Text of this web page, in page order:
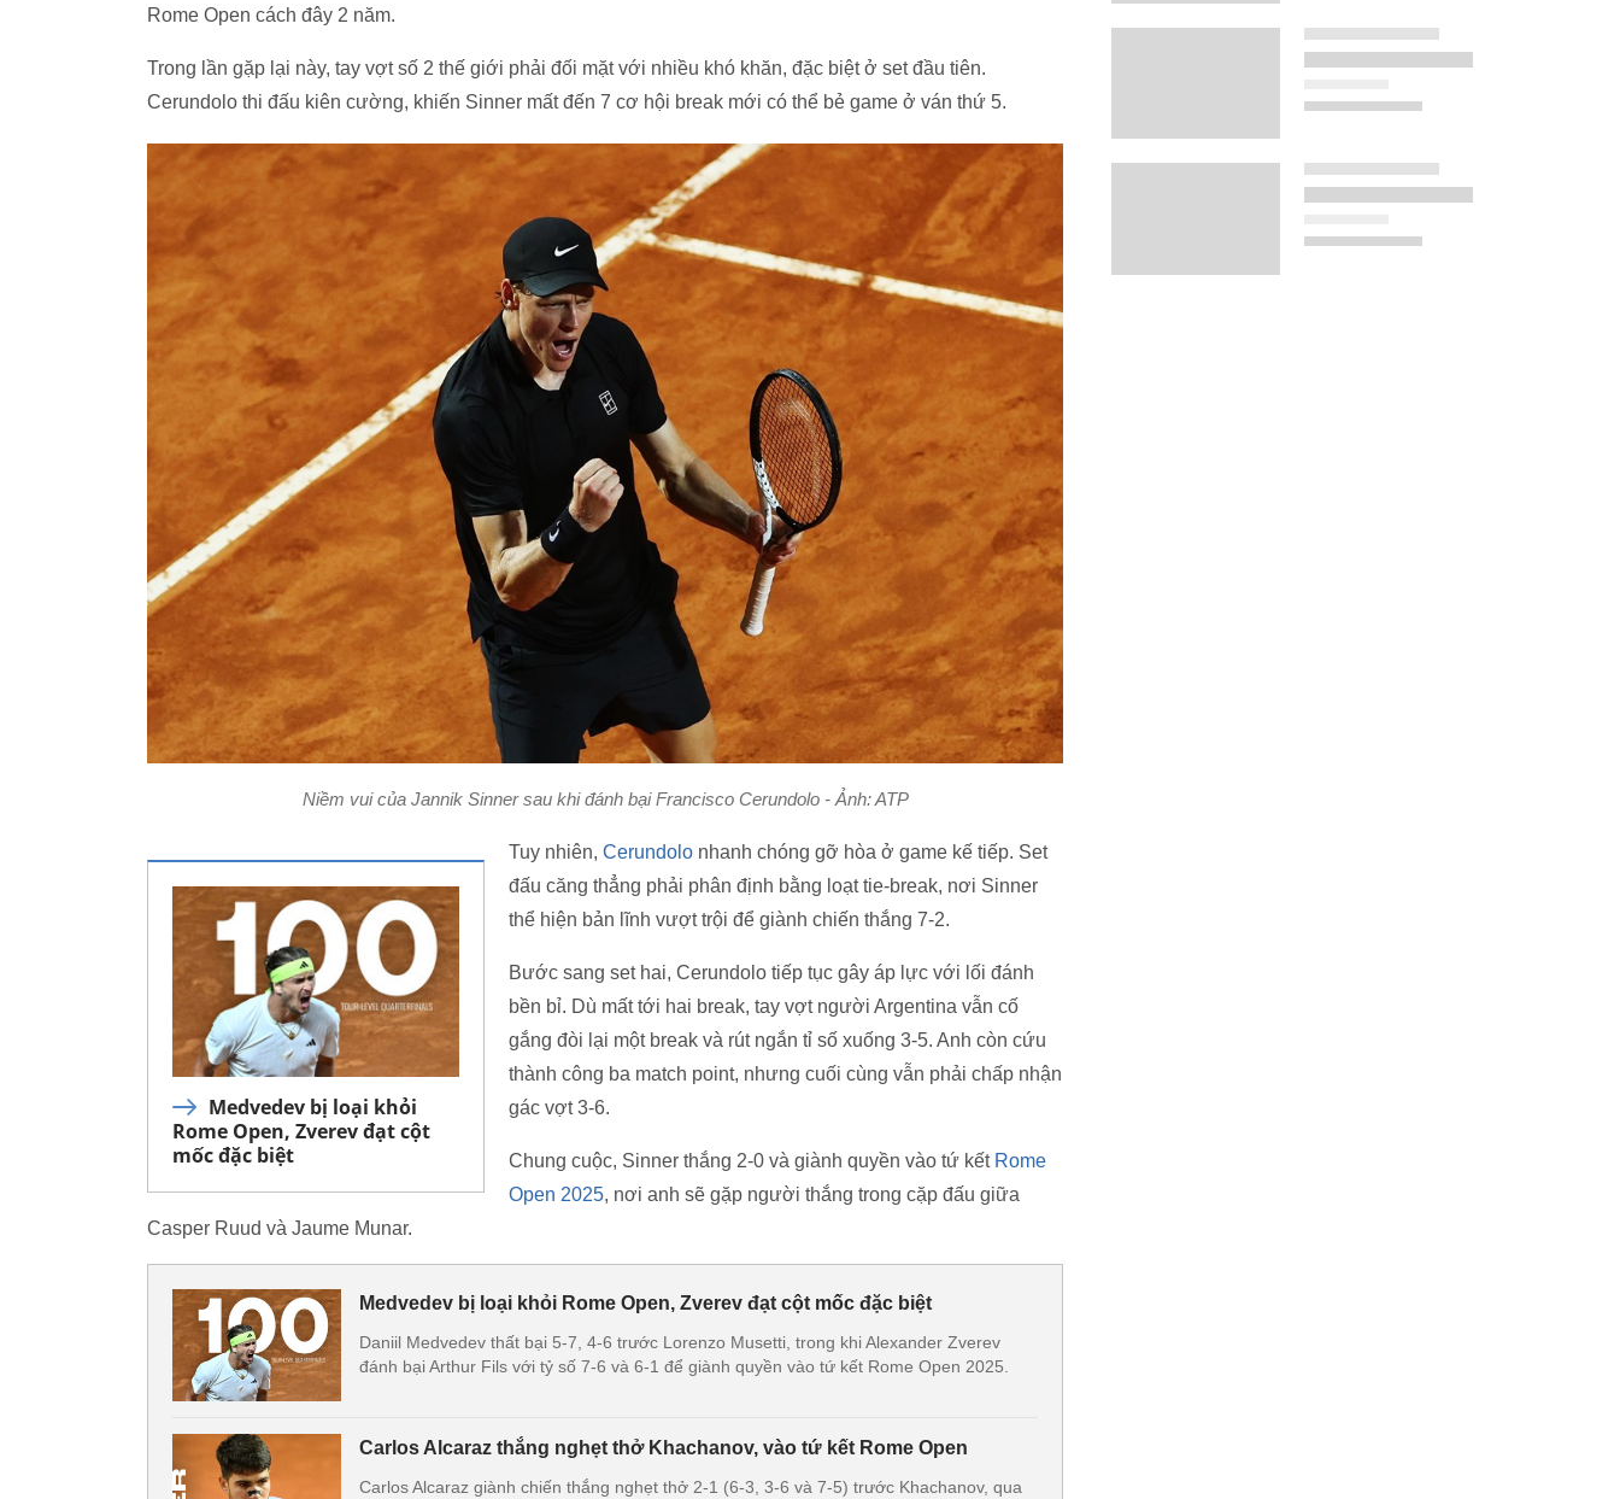
Rome Open cách đây 2 năm.
Trong lần gặp lại này, tay vợt số 2 thế giới phải đối mặt với nhiều khó khăn, đặc biệt ở set đầu tiên.
Cerundolo thi đấu kiên cường, khiến Sinner mất đến 7 cơ hội break mới có thể bẻ game ở ván thứ 5.
Niềm vui của Jannik Sinner sau khi đánh bại Francisco Cerundolo - Ảnh: ATP
Medvedev bị loại khỏi
Rome Open, Zverev đạt cột
mốc đặc biệt
Tuy nhiên, Cerundolo nhanh chóng gỡ hòa ở game kế tiếp. Set
đấu căng thẳng phải phân định bằng loạt tie-break, nơi Sinner
thể hiện bản lĩnh vượt trội để giành chiến thắng 7-2.
Bước sang set hai, Cerundolo tiếp tục gây áp lực với lối đánh
bền bỉ. Dù mất tới hai break, tay vợt người Argentina vẫn cố
gắng đòi lại một break và rút ngắn tỉ số xuống 3-5. Anh còn cứu
thành công ba match point, nhưng cuối cùng vẫn phải chấp nhận
gác vợt 3-6.
Chung cuộc, Sinner thắng 2-0 và giành quyền vào tứ kết Rome
Open 2025, nơi anh sẽ gặp người thắng trong cặp đấu giữa
Casper Ruud và Jaume Munar.
Medvedev bị loại khỏi Rome Open, Zverev đạt cột mốc đặc biệt
Daniil Medvedev thất bại 5-7, 4-6 trước Lorenzo Musetti, trong khi Alexander Zverev
đánh bại Arthur Fils với tỷ số 7-6 và 6-1 để giành quyền vào tứ kết Rome Open 2025.
Carlos Alcaraz thắng nghẹt thở Khachanov, vào tứ kết Rome Open
Carlos Alcaraz giành chiến thắng nghẹt thở 2-1 (6-3, 3-6 và 7-5) trước Khachanov, qua